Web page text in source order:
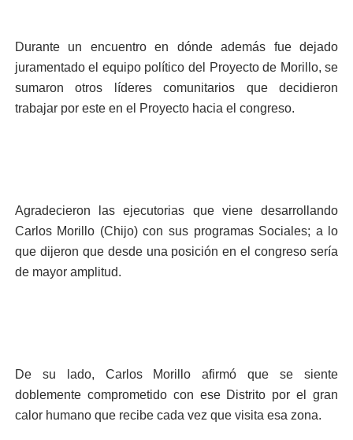
Durante un encuentro en dónde además fue dejado
juramentado el equipo político del Proyecto de Morillo, se
sumaron otros líderes comunitarios que decidieron
trabajar por este en el Proyecto hacia el congreso.
Agradecieron las ejecutorias que viene desarrollando
Carlos Morillo (Chijo) con sus programas Sociales; a lo
que dijeron que desde una posición en el congreso sería
de mayor amplitud.
De su lado, Carlos Morillo afirmó que se siente
doblemente comprometido con ese Distrito por el gran
calor humano que recibe cada vez que visita esa zona.